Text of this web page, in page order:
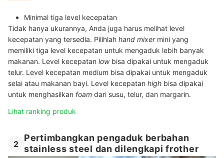
Minimal tiga level kecepatan
Tidak hanya ukurannya, Anda juga harus melihat level
kecepatan yang tersedia. Pilihlah hand mixer mini yang
memiliki tiga level kecepatan untuk mengaduk lebih banyak
makanan. Level kecepatan low bisa dipakai untuk mengaduk
telur. Level kecepatan medium bisa dipakai untuk mengaduk
selai atau makanan bayi. Level kecepatan high bisa dipakai
untuk menghasilkan foam dari susu, telur, dan margarin.
Lihat ranking produk
2
Pertimbangkan pengaduk berbahan
stainless steel dan dilengkapi frother